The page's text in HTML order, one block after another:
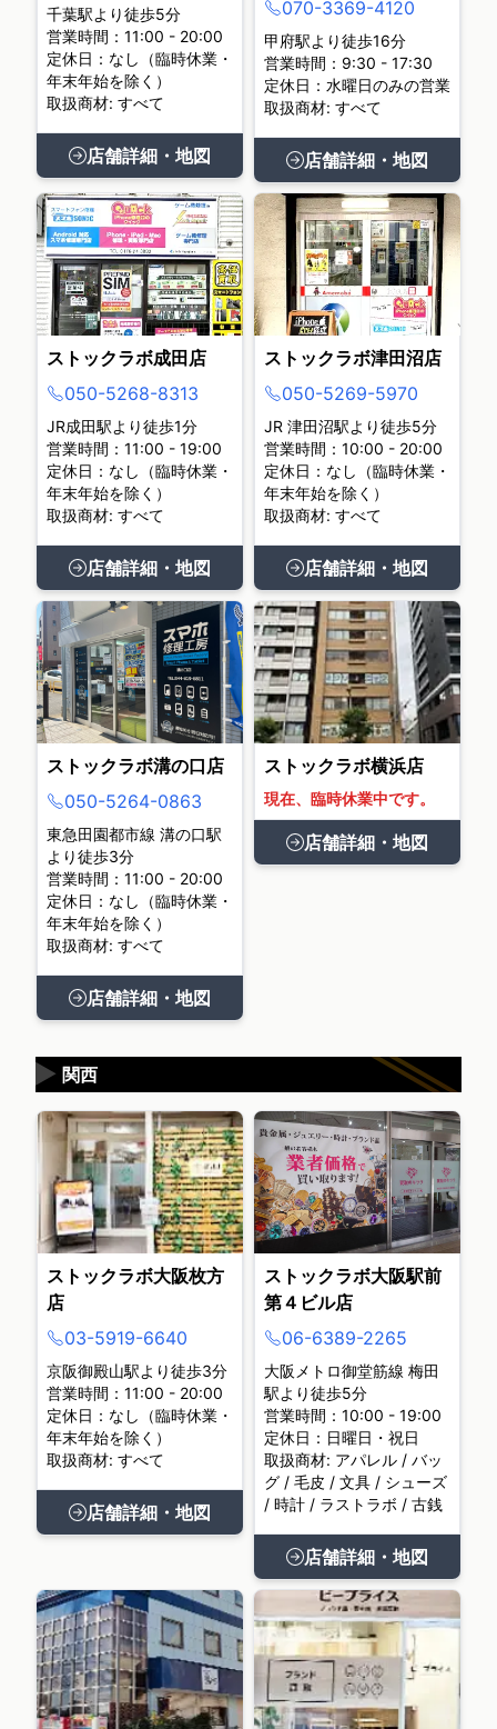
千葉駅より徒歩5分
営業時間：11:00 - 20:00
定休日：なし（臨時休業・
年末年始を除く）
取扱商材: すべて
店舗詳細・地図
070-3369-4120
甲府駅より徒歩16分
営業時間：9:30 - 17:30
定休日：水曜日のみの営業
取扱商材: すべて
店舗詳細・地図
ストックラボ成田店
050-5268-8313
JR成田駅より徒歩1分
営業時間：11:00 - 19:00
定休日：なし（臨時休業・
年末年始を除く）
取扱商材: すべて
店舗詳細・地図
ストックラボ津田沼店
050-5269-5970
JR 津田沼駅より徒歩5分
営業時間：10:00 - 20:00
定休日：なし（臨時休業・
年末年始を除く）
取扱商材: すべて
店舗詳細・地図
ストックラボ溝の口店
050-5264-0863
東急田園都市線 溝の口駅
より徒歩3分
営業時間：11:00 - 20:00
定休日：なし（臨時休業・
年末年始を除く）
取扱商材: すべて
店舗詳細・地図
ストックラボ横浜店
現在、臨時休業中です。
店舗詳細・地図
関西
▶
ストックラボ大阪枚方
店
03-5919-6640
京阪御殿山駅より徒歩3分
営業時間：11:00 - 20:00
定休日：なし（臨時休業・
年末年始を除く）
取扱商材: すべて
店舗詳細・地図
ストックラボ大阪駅前
第４ビル店
06-6389-2265
大阪メトロ御堂筋線 梅田
駅より徒歩5分
営業時間：10:00 - 19:00
定休日：日曜日・祝日
取扱商材: アパレル / バッ
グ / 毛皮 / 文具 / シューズ
/ 時計 / ラストラボ / 古銭
店舗詳細・地図